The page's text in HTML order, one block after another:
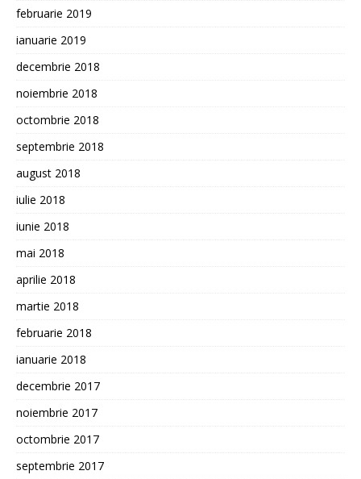
februarie 2019
ianuarie 2019
decembrie 2018
noiembrie 2018
octombrie 2018
septembrie 2018
august 2018
iulie 2018
iunie 2018
mai 2018
aprilie 2018
martie 2018
februarie 2018
ianuarie 2018
decembrie 2017
noiembrie 2017
octombrie 2017
septembrie 2017